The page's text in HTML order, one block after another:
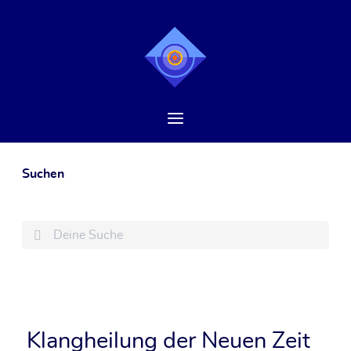
Suchen
Search
Klangheilung der Neuen Zeit